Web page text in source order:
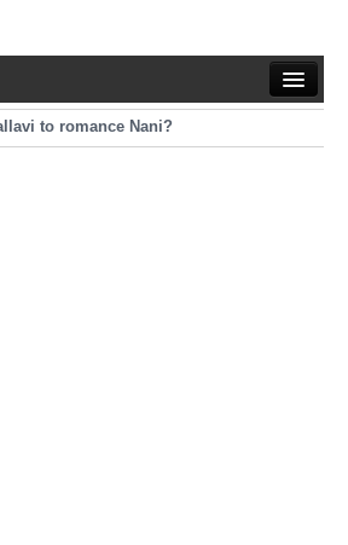
to romance Nani?
to romance Pawan Kalyan